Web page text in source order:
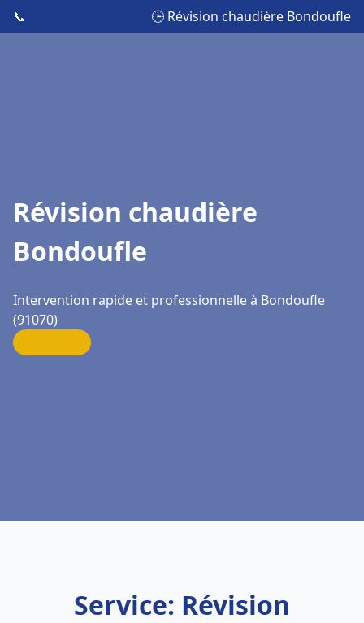
📞 🕒 Révision chaudière Bondoufle
Révision chaudière
Bondoufle
Intervention rapide et professionnelle à Bondoufle
(91070)
Service: Révision